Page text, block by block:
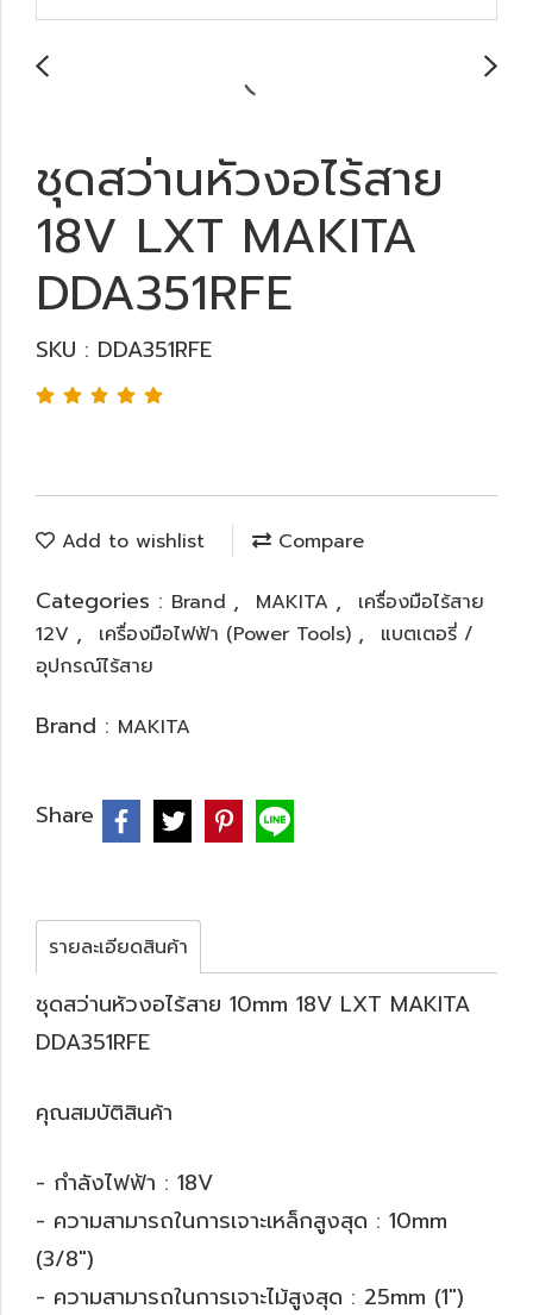
ชุดสว่านหัวงอไร้สาย
18V LXT MAKITA
DDA351RFE
SKU : DDA351RFE
Add to wishlist Compare
Categories : Brand , MAKITA ,
เครื่องมือไร้สาย
12V , เครื่องมือไฟฟ้า (Power Tools) ,
แบตเตอรี่ /
อุปกรณ์ไร้สาย
Brand : MAKITA
Share
รายละเอียดสินค้า
ชุดสว่านหัวงอไร้สาย 10mm 18V LXT MAKITA
DDA351RFE
คุณสมบัติสินค้า
- กำลังไฟฟ้า : 18V
- ความสามารถในการเจาะเหล็กสูงสุด : 10mm
(3/8")
- ความสามารถในการเจาะไม้สูงสุด : 25mm (1")